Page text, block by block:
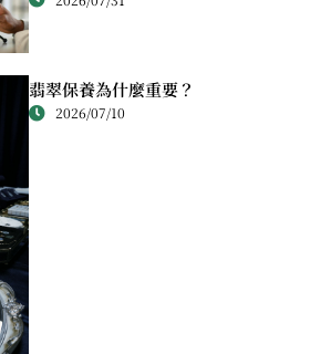
翡翠保養為什麼重要？
2026/07/10